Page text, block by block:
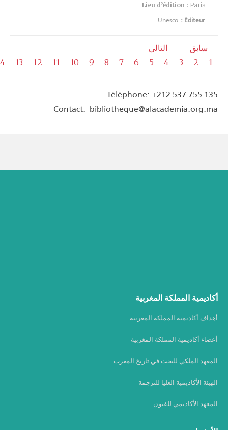
Lieu d’édition : Paris
Éditeur :
Unesco
سابق
التالي
1
2
3
4
5
6
7
8
9
10
11
12
13
Téléphone: +212 537 755 135
Contact: bibliotheque@alacademia.org.ma
أكاديمية المملكة المغربية
أهداف أكاديمية المملكة المغربية
أعضاء أكاديمية المملكة المغربية
المعهد الملكي للبحث في تاريخ المغرب
الهيئة الأكاديمية العليا للترجمة
المعهد الأكاديمي للفنون